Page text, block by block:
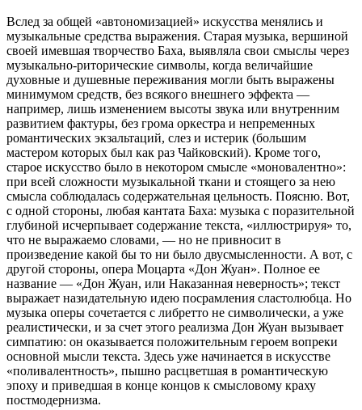
Вслед за общей «автономизацией» искусства менялись и
музыкальные средства выражения. Старая музыка, вершиной
своей имевшая творчество Баха, выявляла свои смыслы через
музыкально-риторические символы, когда величайшие
духовные и душевные переживания могли быть выражены
минимумом средств, без всякого внешнего эффекта —
например, лишь изменением высоты звука или внутренним
развитием фактуры, без грома оркестра и непременных
романтических экзальтаций, слез и истерик (большим
мастером которых был как раз Чайковский). Кроме того,
старое искусство было в некотором смысле «моновалентно»:
при всей сложности музыкальной ткани и стоящего за нею
смысла соблюдалась содержательная цельность. Поясню. Вот,
с одной стороны, любая кантата Баха: музыка с поразительной
глубиной исчерпывает содержание текста, «иллюстрируя» то,
что не выражаемо словами, — но не привносит в
произведение какой бы то ни было двусмысленности. А вот, с
другой стороны, опера Моцарта «Дон Жуан». Полное ее
название — «Дон Жуан, или Наказанная неверность»; текст
выражает назидательную идею посрамления сластолюбца. Но
музыка оперы сочетается с либретто не символически, а уже
реалистически, и за счет этого реализма Дон Жуан вызывает
симпатию: он оказывается положительным героем вопреки
основной мысли текста. Здесь уже начинается в искусстве
«поливалентность», пышно расцветшая в романтическую
эпоху и приведшая в конце концов к смысловому краху
постмодернизма.